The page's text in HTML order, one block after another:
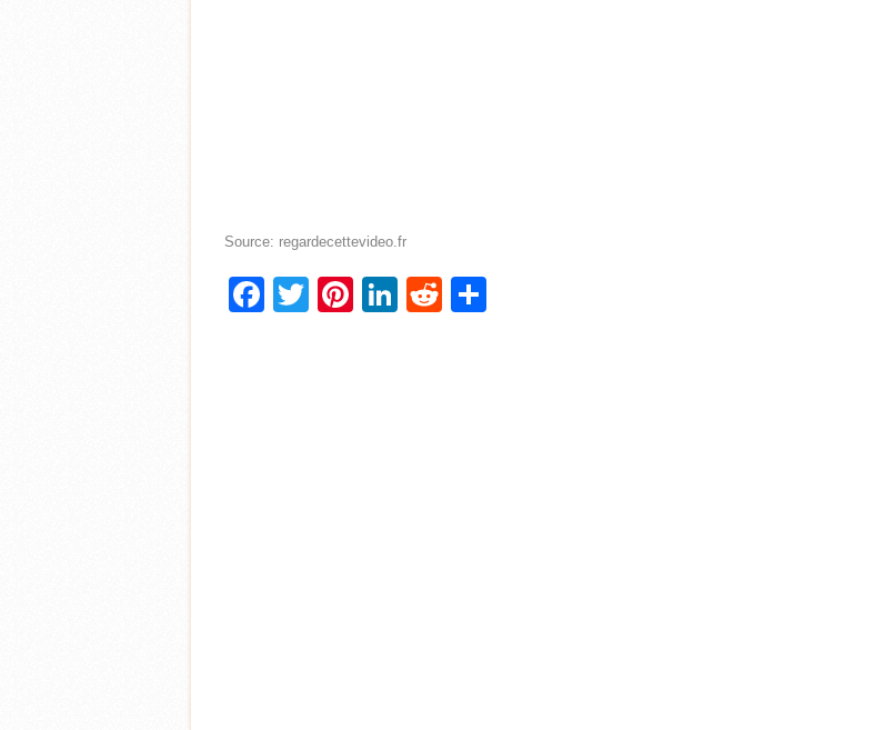
Source: regardecettevideo.fr
Facebook
TwitterPinterest
LinkedIn
Reddit